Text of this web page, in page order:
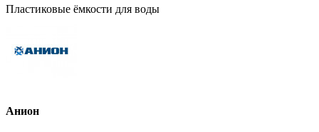
Пластиковые ёмкости для воды
Анион